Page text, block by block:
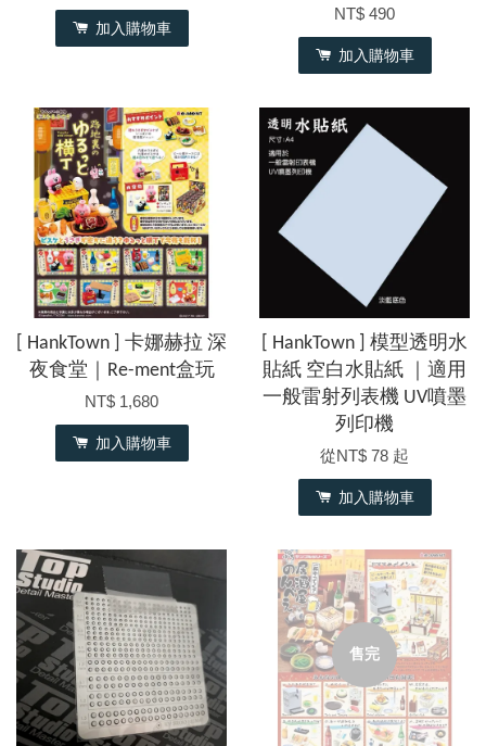
加入購物車
NT$ 490
加入購物車
[ HankTown ] 卡娜赫拉 深
夜食堂｜Re-ment盒玩
NT$ 1,680
加入購物車
[ HankTown ] 模型透明水
貼紙 空白水貼紙 ｜適用
一般雷射列表機 UV噴墨
列印機
從NT$ 78 起
加入購物車
售完